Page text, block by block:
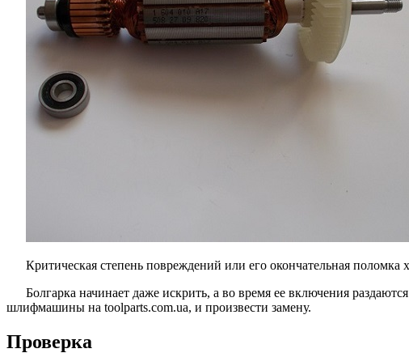
Критическая степень повреждений или его окончательная
Болгарка начинает даже искрить, а во время ее включения
шлифмашины на toolparts.com.ua, и произвести замену.
Проверка